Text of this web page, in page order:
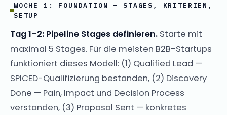
WOCHE 1: FOUNDATION — STAGES, KRITERIEN,
SETUP
Tag 1–2: Pipeline Stages definieren. Starte mit
maximal 5 Stages. Für die meisten B2B-Startups
funktioniert dieses Modell: (1) Qualified Lead —
SPICED-Qualifizierung bestanden, (2) Discovery
Done — Pain, Impact und Decision Process
verstanden, (3) Proposal Sent — konkretes